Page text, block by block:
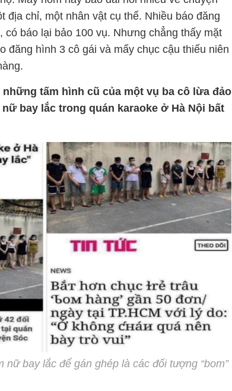
địa chỉ, một nhân vật cụ thể. Nhiều báo đăng
báo lại bảo 100 vụ. Nhưng chẳng thấy mặt
đăng hình 3 cô gái và mấy chục cậu thiếu niên
tấm hình cũ của một vụ ba cô lừa đảo
bay lắc trong quán karaoke ở Hà Nội bất
nữ bay lắc để gán ghép là các đối tượng “bom”